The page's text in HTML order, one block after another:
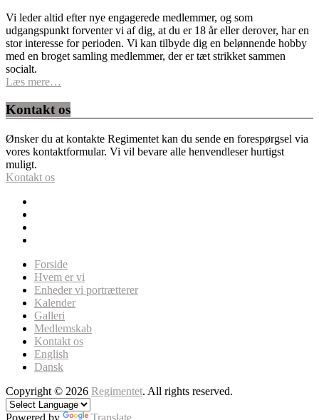
Vi leder altid efter nye engagerede medlemmer, og som
udgangspunkt forventer vi af dig, at du er 18 år eller derover, har en
stor interesse for perioden. Vi kan tilbyde dig en belønnende hobby
med en broget samling medlemmer, der er tæt strikket sammen
socialt.
Læs mere…
Kontakt os
Ønsker du at kontakte Regimentet kan du sende en forespørgsel via
vores kontaktformular. Vi vil bevare alle henvendleser hurtigst
muligt.
Kontakt os
Forside
Hvem er vi
Enheder vi portrætterer
Kalender
Galleri
Medlemskab
Kontakt os
English
Dansk
Copyright © 2026 Regimentet. All rights reserved.
Powered by Translate